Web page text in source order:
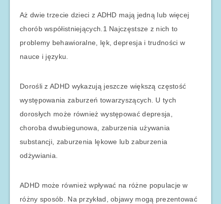
Aż dwie trzecie dzieci z ADHD mają jedną lub więcej
chorób współistniejących.1 Najczęstsze z nich to
problemy behawioralne, lęk, depresja i trudności w
nauce i języku.
Dorośli z ADHD wykazują jeszcze większą częstość
występowania zaburzeń towarzyszących. U tych
dorosłych może również występować depresja,
choroba dwubiegunowa, zaburzenia używania
substancji, zaburzenia lękowe lub zaburzenia
odżywiania.
ADHD może również wpływać na różne populacje w
różny sposób. Na przykład, objawy mogą prezentować